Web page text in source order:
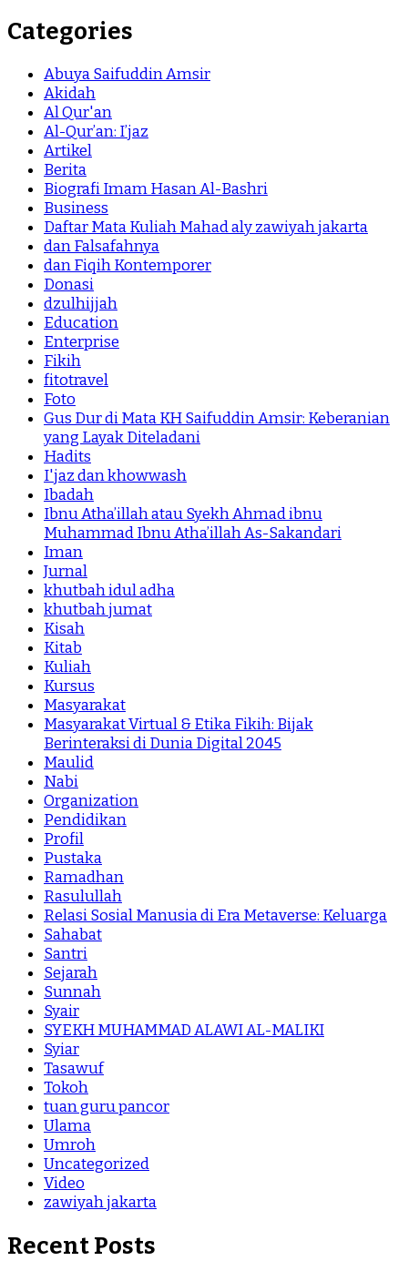
Categories
Abuya Saifuddin Amsir
Akidah
Al Qur'an
Al-Qur’an: I’jaz
Artikel
Berita
Biografi Imam Hasan Al-Bashri
Business
Daftar Mata Kuliah Mahad aly zawiyah jakarta
dan Falsafahnya
dan Fiqih Kontemporer
Donasi
dzulhijjah
Education
Enterprise
Fikih
fitotravel
Foto
Gus Dur di Mata KH Saifuddin Amsir: Keberanian
yang Layak Diteladani
Hadits
I'jaz dan khowwash
Ibadah
Ibnu Atha’illah atau Syekh Ahmad ibnu
Muhammad Ibnu Atha’illah As-Sakandari
Iman
Jurnal
khutbah idul adha
khutbah jumat
Kisah
Kitab
Kuliah
Kursus
Masyarakat
Masyarakat Virtual & Etika Fikih: Bijak
Berinteraksi di Dunia Digital 2045
Maulid
Nabi
Organization
Pendidikan
Profil
Pustaka
Ramadhan
Rasulullah
Relasi Sosial Manusia di Era Metaverse: Keluarga
Sahabat
Santri
Sejarah
Sunnah
Syair
SYEKH MUHAMMAD ALAWI AL-MALIKI
Syiar
Tasawuf
Tokoh
tuan guru pancor
Ulama
Umroh
Uncategorized
Video
zawiyah jakarta
Recent Posts